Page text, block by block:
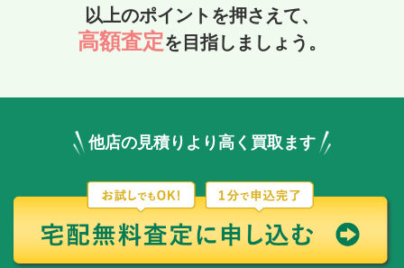
以上のポイントを押さえて、
高額査定を目指しましょう。
他店の見積りより高く買取ます